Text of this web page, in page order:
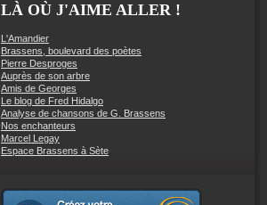
LÀ OÙ J'AIME ALLER !
L'Amandier
Brassens, boulevard des poètes
Pierre Desproges
Auprès de son arbre
Amis de Georges
Le blog de Fred Hidalgo
Analyse de chansons de G. Brassens
Nos enchanteurs
Marcel Legay
Espace Brassens à Sète